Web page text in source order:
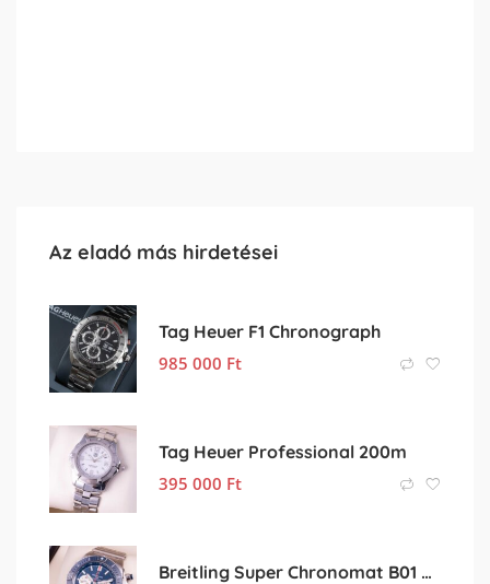
Az eladó más hirdetései
Tag Heuer F1 Chronograph
985 000 Ft
Tag Heuer Professional 200m
395 000 Ft
Breitling Super Chronomat B01 Ceramic